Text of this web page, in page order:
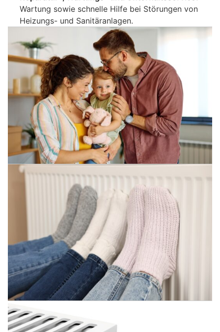
Wartung sowie schnelle Hilfe bei Störungen von
Heizungs- und Sanitäranlagen.